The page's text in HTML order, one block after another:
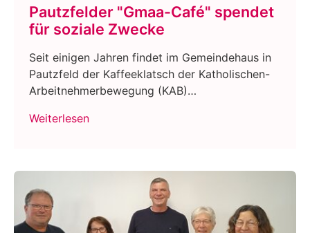
Pautzfelder "Gmaa-Café" spendet
für soziale Zwecke
Seit einigen Jahren findet im Gemeindehaus in
Pautzfeld der Kaffeeklatsch der Katholischen-
Arbeitnehmerbewegung (KAB)…
Weiterlesen